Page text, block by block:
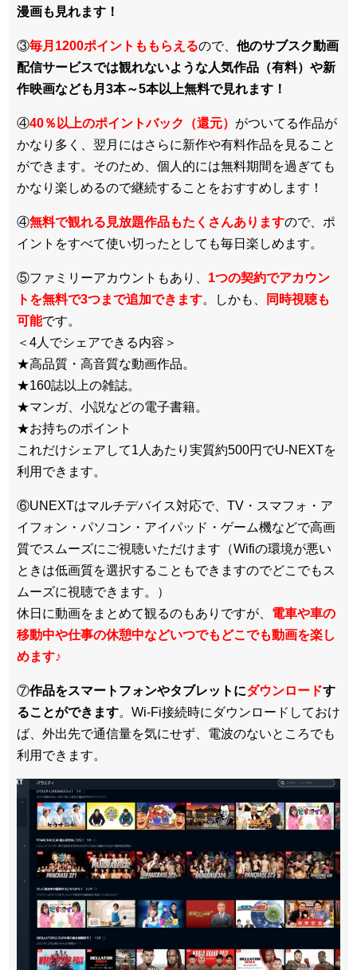
漫画も見れます！
③毎月1200ポイントももらえるので、 他のサブスク動画
配信サービスでは観れないような人気作品（有料）や新
作映画なども月3本～5本以上無料で見れます！
④40％以上のポイントバック（還元） がついてる作品が
かなり多く、翌月にはさらに新作や有料作品を見ること
ができます。そのため、個人的には無料期間を過ぎても
かなり楽しめるので継続することをおすすめします！
④無料で観れる見放題作品もたくさんありますので、ポ
イントをすべて使い切ったとしても毎日楽しめます。
⑤ファミリーアカウントもあり、 1つの契約でアカウン
トを無料で3つまで追加できます。しかも、
同時視聴も
可能です。
＜4人でシェアできる内容＞
★高品質・高音質な動画作品。
★160誌以上の雑誌。
★マンガ、小説などの電子書籍。
★お持ちのポイント
これだけシェアして1人あたり実質約500円でU-NEXTを
利用できます。
⑥UNEXTはマルチデバイス対応で、TV・スマフォ・ア
イフォン・パソコン・アイパッド・ゲーム機などで高画
質でスムーズにご視聴いただけます（Wifiの環境が悪い
ときは低画質を選択することもできますのでどこでもス
ムーズに視聴できます。）
休日に動画をまとめて観るのもありですが、 電車や車の
移動中や仕事の休憩中などいつでもどこでも動画を楽し
めます♪
⑦作品をスマートフォンやタブレットにダウンロードす
ることができます。Wi-Fi接続時にダウンロードしておけ
ば、外出先で通信量を気にせず、電波のないところでも
利用できます。